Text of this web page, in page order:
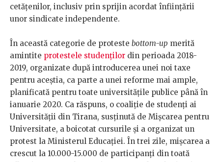
cetățenilor, inclusiv prin sprijin acordat înființării
unor sindicate independente.
În această categorie de proteste bottom-up merită
amintite protestele studenților din perioada 2018-
2019, organizate după introducerea unei noi taxe
pentru aceștia, ca parte a unei reforme mai ample,
planificată pentru toate universitățile publice până în
ianuarie 2020. Ca răspuns, o coaliție de studenți ai
Universității din Tirana, susținută de Mișcarea pentru
Universitate, a boicotat cursurile și a organizat un
protest la Ministerul Educației. În trei zile, mișcarea a
crescut la 10.000-15.000 de participanți din toată